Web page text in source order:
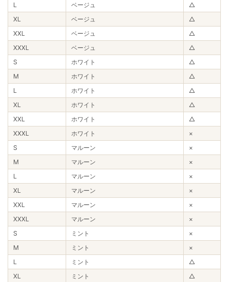
L
ベージュ
△
XL
ベージュ
△
XXL
ベージュ
△
XXXL
ベージュ
△
S
ホワイト
△
M
ホワイト
△
L
ホワイト
△
XL
ホワイト
△
XXL
ホワイト
△
XXXL
ホワイト
×
S
マルーン
×
M
マルーン
×
L
マルーン
×
XL
マルーン
×
XXL
マルーン
×
XXXL
マルーン
×
S
ミント
×
M
ミント
×
L
ミント
△
XL
ミント
△